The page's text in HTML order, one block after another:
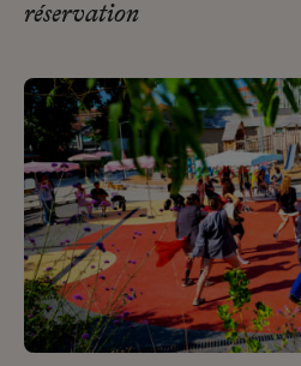
réservation